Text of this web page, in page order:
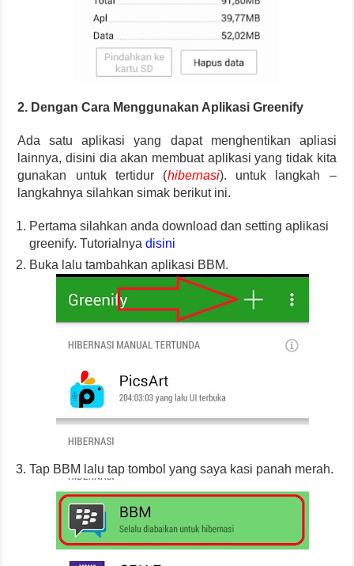
2. Dengan Cara Menggunakan Aplikasi Greenify
Ada satu aplikasi yang dapat menghentikan apliasi
lainnya, disini dia akan membuat aplikasi yang tidak kita
gunakan untuk tertidur (hibernasi). untuk langkah –
langkahnya silahkan simak berikut ini.
Pertama silahkan anda download dan setting aplikasi
greenify. Tutorialnyadisini
Buka lalu tambahkan aplikasi BBM.
Tap BBM lalu tap tombol yang saya kasi panah merah.